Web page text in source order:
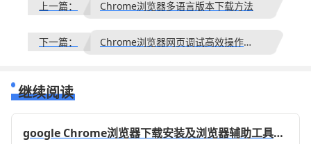
上一篇： Chrome浏览器多语言版本下载方法
下一篇： Chrome浏览器网页调试高效操作指南
继续阅读
google Chrome浏览器下载安装及浏览器辅助工具使用